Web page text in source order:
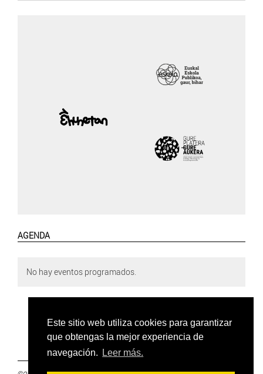
Este sitio web utiliza cookies para garantizar
que obtengas la mejor experiencia de
navegación.
Leer más.
AGENDA
No hay eventos programados.